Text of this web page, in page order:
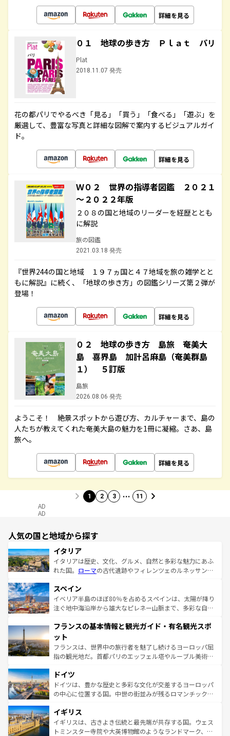
詳細を見る
０１ 地球の歩き方 Ｐｌａｔ パリ
Plat
2018.11.07 発売
花の都パリでやるべき「見る」「買う」「食べる」「遊ぶ」を
厳選して、豊富な写真と詳細な図解で案内するビジュアルガイ
ド。
詳細を見る
Ｗ０２ 世界の指導者図鑑 ２０２１
～２０２２年版
２０８の国と地域のリーダーを経歴ととも
に解説
旅の図鑑
2021.03.18 発売
『世界244の国と地域 １９７ヵ国と４７地域を旅の雑学とと
もに解説』に続く、「地球の歩き方」の図鑑シリーズ第２弾が
登場！
詳細を見る
０２ 地球の歩き方 島旅 奄美大
島 喜界島 加計呂麻島（奄美群島
１） ５訂版
島旅
2026.08.06 発売
ようこそ！ 絶景スポットから遊び方、カルチャーまで、島の
人たちが教えてくれた奄美大島の魅力を1冊に凝縮。さあ、島
旅へ。
詳細を見る
1 2 3 … 11
AD
AD
人気の国と地域から探す
イタリア
イタリアは歴史、文化、グルメ、自然と多彩な魅力にあふ
れた国。 ローマの古代遺跡やフィレンツェのルネッサンス
ろん、トスカーナの美しい田園風景やアマルフィ海岸の絶
景など、自然景観も見逃せない。観光の合間には、本場の
ピザやパスタなど、絶品のイタリア料理を堪能することも
ませてくれるイタリアで、忘れられない旅をしてみよう！
なお、新着のイタリア情報は
しい。
スペイン
イベリア半島のほぼ80％を占めるスペインは、太陽が降り
注ぐ地中海沿岸から雄大なピレネー山脈まで、多彩な自然
文化が根付くこの国では、情熱的なフラメンコ、熱気あふ
れる闘牛、そして美味しいタパスが生活の一部となってい
る。首都マドリードの洗練された雰囲気や、バルセロナの
アートに溢れた街角から、地方では古代ローマ遺跡や中世
せる。地方によって風土や気候が異なるスペインはその個
性で訪れる人を魅了する。 なお、新着のスペイン情報は コ
ンテンツ一覧を参照してほしい。
フランスの基本情報と観光ガイド・有名観光スポ
ット
フランスは、世界中の旅行者を魅了し続けるヨーロッパ屈
指の観光地だ。首都パリのエッフェル塔やルーブル美術館
で、幅広い魅力が詰まっている。華麗な宮殿、歴史的な大
聖堂、美しいビーチ、そして豊かな自然が、訪れる者を心
から魅了する。また、フランスは美食の国としても知ら
いる。シャンパンの発祥地であるランス、プロヴァンスの
香り高いラベンダー畑など、多彩な楽しみ方が可能だ。さ
らに、パリ以外の地域にも魅力が溢れており、どの街角に
ドイツ
ドイツは、豊かな歴史と多彩な文化が交差するヨーロッパ
の中心に位置する国。中世の街並みが残るロマンチック街
顔を持つこの国は、どこを歩いても飽きることがない。ベ
ルリンの文化的活気、バイエルン州のアルプスの絶景、そ
してライン川沿いのワイン畑といった風景は必見。ビール
イギリス
イギリスは、古きよき伝統と最先端が共存する国。ウェス
トミンスター寺院や大英博物館のようなランドマーク、歴